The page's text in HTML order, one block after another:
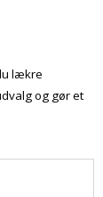
lækre
og gør et